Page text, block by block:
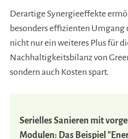
Derartige Synergieeffekte
besonders effizienten Umgang
nicht nur ein weiteres Plus für
Nachhaltigkeitsbilanz von
sondern auch Kosten spart.
Serielles Sanieren mit
Modulen: Das Beispiel